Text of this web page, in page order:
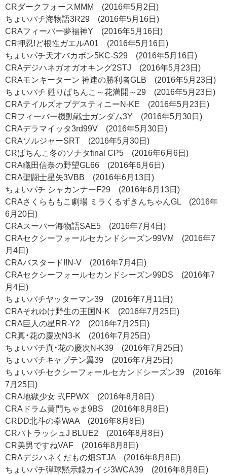
CRダークフォースMMM (2016年5月2日)
ちょいパチ海物語3R29 (2016年5月16日)
CRAフィーバー夢福神Y (2016年5月16日)
CR押忍!ど根性ガエルA01 (2016年5月16日)
ちょいパチ天才バカボン5KC-S29 (2016年5月16日)
CRAデジハネガオガオキング2STJ (2016年5月23日)
CRAモンキーターン 神速の勝利者GLB (2016年5月23日)
ちょいパチ 甦りぱちんこ～花満開～29 (2016年5月23日)
CRAテイルズオブデスティニーN-KE (2016年5月23日)
CRフィーバー機動戦士ガンダム3Y (2016年5月30日)
CRAデラマイッタ3rd99V (2016年5月30日)
CRAソルジャーSRT (2016年5月30日)
CRぱちんこ冬のソナタfinal CP5 (2016年6月6日)
CRA織田信奈の野望GL66 (2016年6月6日)
CRA聖闘士星矢3VBB (2016年6月13日)
ちょいパチ シャカンナーF29 (2016年6月13日)
CRAさくらももこ劇場 ミラくるずきんちゃんGL (2016年
6月20日)
CRAスーパー海物語SAE5 (2016年7月4日)
CRAセクシーフォールセカンドシーズン99VM (2016年7
月4日)
CRAバスタード!!N-V (2016年7月4日)
CRAセクシーフォールセカンドシーズン99DS (2016年7
月4日)
ちょいパチヤッターマン39 (2016年7月11日)
CRAそれゆけ野生の王国N-K (2016年7月25日)
CRA巨人の星RR-Y2 (2016年7月25日)
CR真・花の慶次N3-K (2016年7月25日)
ちょいパチ真・花の慶次N-K39 (2016年7月25日)
ちょいパチキャプテン翼39 (2016年7月25日)
ちょいパチセクシーフォールセカンドシーズン39 (2016年
7月25日)
CRA地獄少女 弐FPWX (2016年8月8日)
CRAドラム黄門ちゃま9BS (2016年8月8日)
CRDD北斗の拳WAA (2016年8月8日)
CRパトラッシュJ BLUE2 (2016年8月8日)
CR美男ですねVAF (2016年8月8日)
CRAデジハネくだもの畑STJA (2016年8月8日)
ちょいパチ弾球黙示録カイジ3WCA39 (2016年8月8日)